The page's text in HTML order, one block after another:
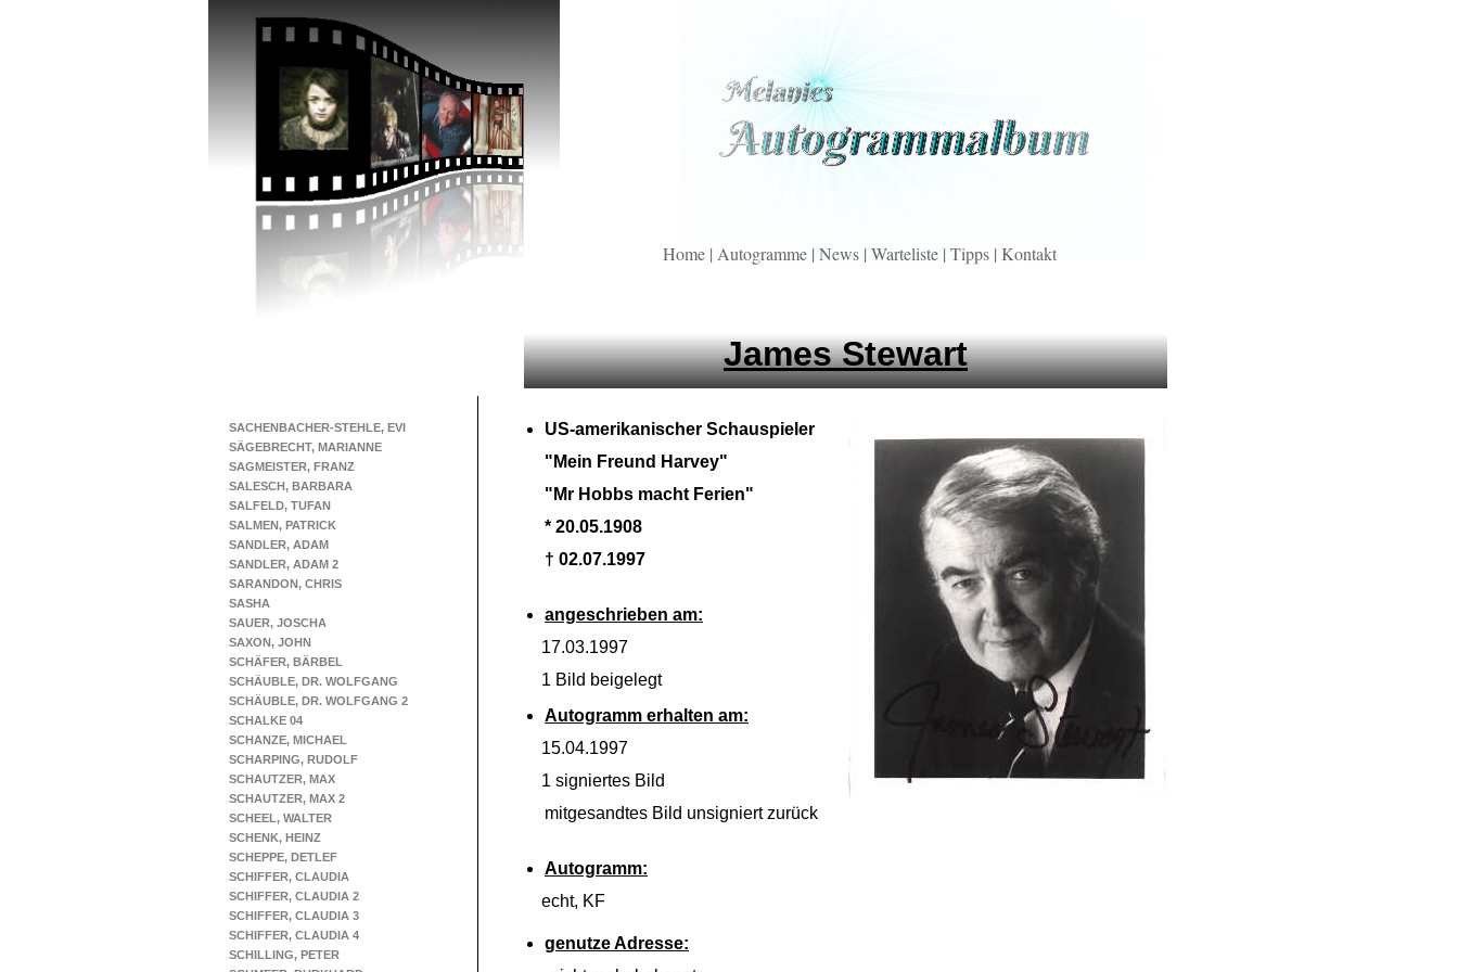
SACHENBACHER-STEHLE, EVI
SÄGEBRECHT, MARIANNE
SAGMEISTER, FRANZ
SALESCH, BARBARA
SALFELD, TUFAN
SALMEN, PATRICK
SANDLER, ADAM
SANDLER, ADAM 2
SARANDON, CHRIS
SASHA
SAUER, JOSCHA
SAXON, JOHN
SCHÄFER, BÄRBEL
SCHÄUBLE, DR. WOLFGANG
SCHÄUBLE, DR. WOLFGANG 2
SCHALKE 04
SCHANZE, MICHAEL
SCHARPING, RUDOLF
SCHAUTZER, MAX
SCHAUTZER, MAX 2
SCHEEL, WALTER
SCHENK, HEINZ
SCHEPPE, DETLEF
SCHIFFER, CLAUDIA
SCHIFFER, CLAUDIA 2
SCHIFFER, CLAUDIA 3
SCHIFFER, CLAUDIA 4
SCHILLING, PETER
James Stewart
US-amerikanischer Schauspieler
"Mein Freund Harvey"
"Mr Hobbs macht Ferien"
* 20.05.1908
† 02.07.1997
angeschrieben am:
17.03.1997
1 Bild beigelegt
Autogramm erhalten am:
15.04.1997
1 signiertes Bild
mitgesandtes Bild unsigniert zurück
Autogramm:
echt, KF
genutze Adresse:
Home | Autogramme | News | Warteliste | Tipps | Kontakt